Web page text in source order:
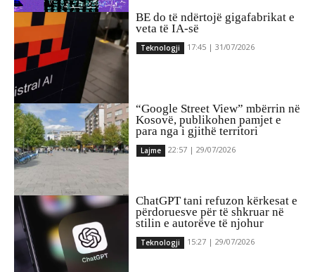
BE do të ndërtojë gigafabrikat e
veta të IA-së
Teknologji 17:45 | 31/07/2026
“Google Street View” mbërrin në
Kosovë, publikohen pamjet e
para nga i gjithë territori
Lajme 22:57 | 29/07/2026
ChatGPT tani refuzon kërkesat e
përdoruesve për të shkruar në
stilin e autorëve të njohur
Teknologji 15:27 | 29/07/2026